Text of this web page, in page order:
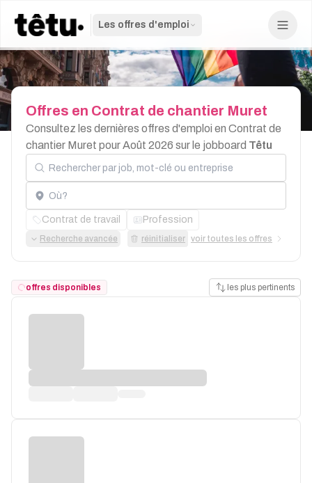
Les offres d'emploi
Offres en Contrat de chantier Muret
Consultez les dernières offres d'emploi en Contrat de
chantier Muret pour Août 2026 sur le jobboard Têtu
Rechercher par job, mot-clé ou entreprise
Localisation
Contrat de travail Profession
Recherche avancée réinitialiser voir toutes les offres
offres disponibles les plus pertinents